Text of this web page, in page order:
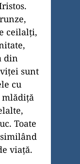
ceilalţi,
din
sunt
cu
mlădiţă
Toate
viaţă.